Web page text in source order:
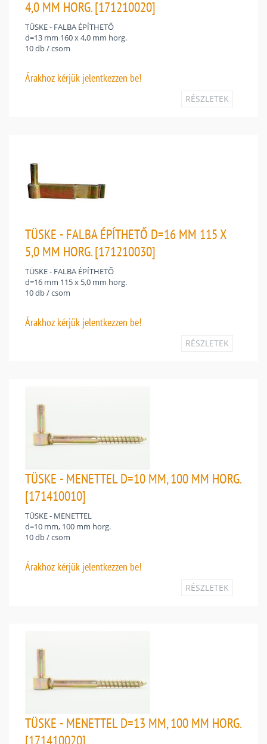
4,0 MM HORG. [171210020]
TÜSKE - FALBA ÉPÍTHETŐ
d=13 mm 160 x 4,0 mm horg.
10 db / csom
Árakhoz kérjük jelentkezzen be!
RÉSZLETEK
TÜSKE - FALBA ÉPÍTHETŐ D=16 MM 115 X
5,0 MM HORG. [171210030]
TÜSKE - FALBA ÉPÍTHETŐ
d=16 mm 115 x 5,0 mm horg.
10 db / csom
Árakhoz kérjük jelentkezzen be!
RÉSZLETEK
TÜSKE - MENETTEL D=10 MM, 100 MM HORG.
[171410010]
TÜSKE - MENETTEL
d=10 mm, 100 mm horg.
10 db / csom
Árakhoz kérjük jelentkezzen be!
RÉSZLETEK
TÜSKE - MENETTEL D=13 MM, 100 MM HORG.
[171410020]